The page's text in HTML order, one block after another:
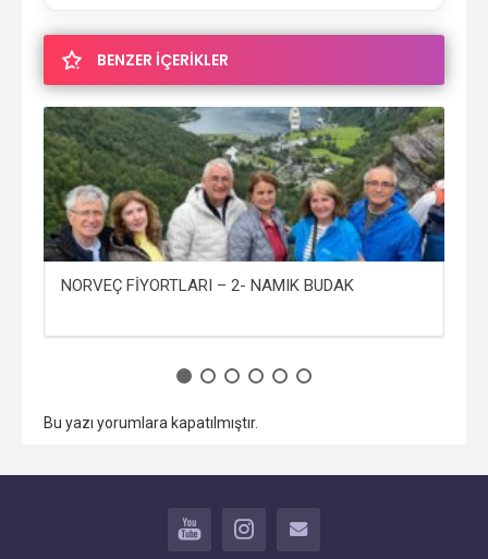
BENZER İÇERİKLER
NORVEÇ FİYORTLARI – 2- NAMIK BUDAK
Bu yazı yorumlara kapatılmıştır.